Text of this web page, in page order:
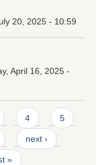
20, 2025 - 10:59
April 16, 2025 -
4 5
next ›
»